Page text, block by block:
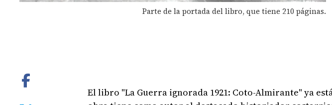
Parte de la portada del libro, que tiene 210 páginas.
El libro "La Guerra ignorada 1921: Coto-Almirante" ya